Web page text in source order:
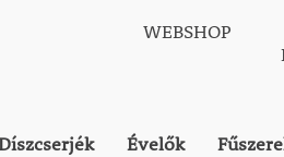
WEBSHOP
Évelők